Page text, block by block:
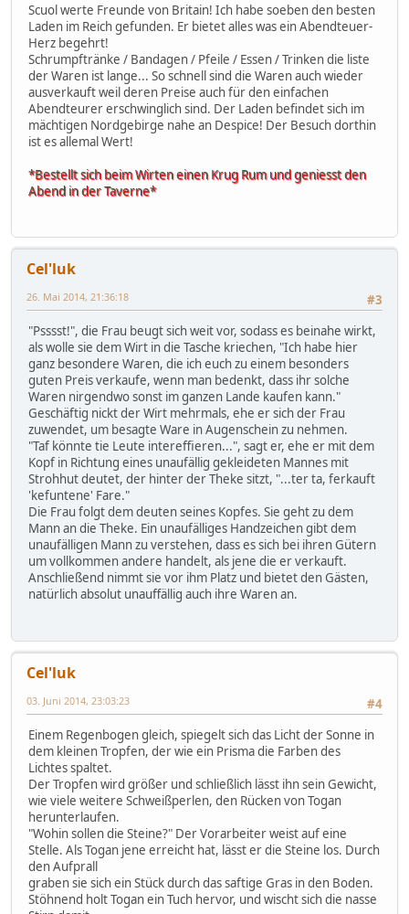
Scuol werte Freunde von Britain! Ich habe soeben den besten
Laden im Reich gefunden. Er bietet alles was ein Abendteuer-
Herz begehrt!
Schrumpftränke / Bandagen / Pfeile / Essen / Trinken die liste
der Waren ist lange... So schnell sind die Waren auch wieder
ausverkauft weil deren Preise auch für den einfachen
Abendteurer erschwinglich sind. Der Laden befindet sich im
mächtigen Nordgebirge nahe an Despice! Der Besuch dorthin
ist es allemal Wert!
*Bestellt sich beim Wirten einen Krug Rum und geniesst den
Abend in der Taverne*
Cel'luk
#3
26. Mai 2014, 21:36:18
"Psssst!", die Frau beugt sich weit vor, sodass es beinahe wirkt,
als wolle sie dem Wirt in die Tasche kriechen, "Ich habe hier
ganz besondere Waren, die ich euch zu einem besonders
guten Preis verkaufe, wenn man bedenkt, dass ihr solche
Waren nirgendwo sonst im ganzen Lande kaufen kann."
Geschäftig nickt der Wirt mehrmals, ehe er sich der Frau
zuwendet, um besagte Ware in Augenschein zu nehmen.
"Taf könnte tie Leute intereffieren...", sagt er, ehe er mit dem
Kopf in Richtung eines unaufällig gekleideten Mannes mit
Strohhut deutet, der hinter der Theke sitzt, "...ter ta, ferkauft
'kefuntene' Fare."
Die Frau folgt dem deuten seines Kopfes. Sie geht zu dem
Mann an die Theke. Ein unaufälliges Handzeichen gibt dem
unaufälligen Mann zu verstehen, dass es sich bei ihren Gütern
um vollkommen andere handelt, als jene die er verkauft.
Anschließend nimmt sie vor ihm Platz und bietet den Gästen,
natürlich absolut unauffällig auch ihre Waren an.
Cel'luk
#4
03. Juni 2014, 23:03:23
Einem Regenbogen gleich, spiegelt sich das Licht der Sonne in
dem kleinen Tropfen, der wie ein Prisma die Farben des
Lichtes spaltet.
Der Tropfen wird größer und schließlich lässt ihn sein Gewicht,
wie viele weitere Schweißperlen, den Rücken von Togan
herunterlaufen.
"Wohin sollen die Steine?" Der Vorarbeiter weist auf eine
Stelle. Als Togan jene erreicht hat, lässt er die Steine los. Durch
den Aufprall
graben sie sich ein Stück durch das saftige Gras in den Boden.
Stöhnend holt Togan ein Tuch hervor, und wischt sich die nasse